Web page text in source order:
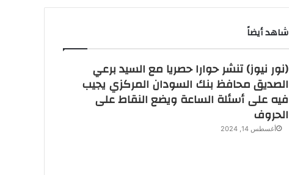
شاهد أيضاً
(نور نيوز) تنشر حوارا حصريا مع السيد برعي
الصديق محافظ بنك السودان المركزي يجيب
فيه على أسئلة الساعة ويضع النقاط على
الحروف
أغسطس 14, 2024